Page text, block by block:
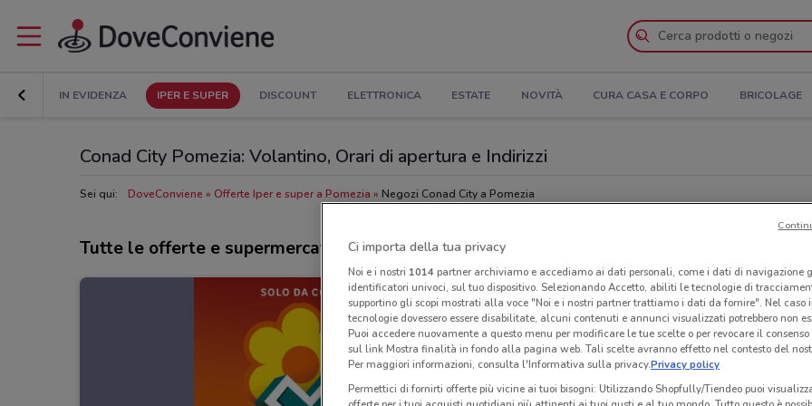
IN EVIDENZA IPER E SUPER DISCOUNT ELETTRONICA ESTATE NOVITÀ CURA CASA E CORPO BRICOLAGE
Conad City Pomezia: Volantino, Orari di apertura e Indirizzi
Sei qui: DoveConviene Offerte Iper e super a Pomezia Negozi Conad City a Pomezia
Tutte le offerte e supermercati Conad CityCi importa della tua privacy
Noi e i nostri 1014partner archiviamo e accediamo ai dati personali, come i dati di navigazione
identificatori univoci, sul tuo dispositivo. Selezionando Accetto, abiliti le tecnologie di
supportino gli scopi mostrati alla voce "Noi e i nostri partner trattiamo i dati da fornire". Nel caso
tecnologie dovessero essere disabilitate, alcuni contenuti e annunci visualizzati potrebbero non
Puoi accedere nuovamente a questo menu per modificare le tue scelte o per revocare il
sul link Mostra finalità in fondo alla pagina web. Tali scelte avranno effetto nel contesto del
Per maggiori informazioni, consulta l'Informativa sulla privacy.Privacy policy
Permettici di fornirti offerte più vicine ai tuoi bisogni: Utilizzando Shopfully/Tiendeo puoi